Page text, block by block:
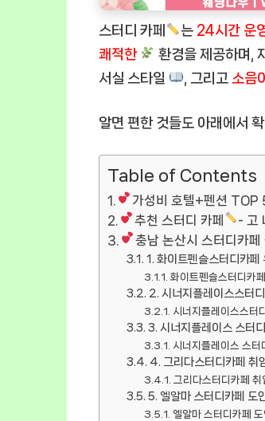
스터디 카페 는 24시간 운
쾌적한
환경을 제공하며,
서실 스타일
, 그리고 소음
알면 편한 것들도 아래에서
Table of Contents
가성비 호텔+펜션 TOP
추천 스터디 카페
- 고
충남 논산시 스터디카페
1. 화이트펜슬스터디카페
화이트펜슬스터디카
2. 시너지플레이스스터
시너지플레이스스터
3. 시너지플레이스 스터
시너지플레이스 스터
4. 그리다스터디카페 취
그리다스터디카페 취
5. 엘알마 스터디카페 도
엘알마 스터디카페 도